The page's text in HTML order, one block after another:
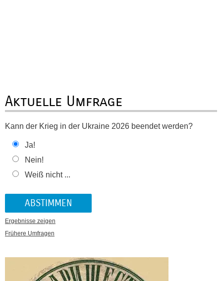
Aktuelle Umfrage
Kann der Krieg in der Ukraine 2026 beendet werden?
Ja!
Nein!
Weiß nicht ...
Ergebnisse zeigen
Frühere Umfragen